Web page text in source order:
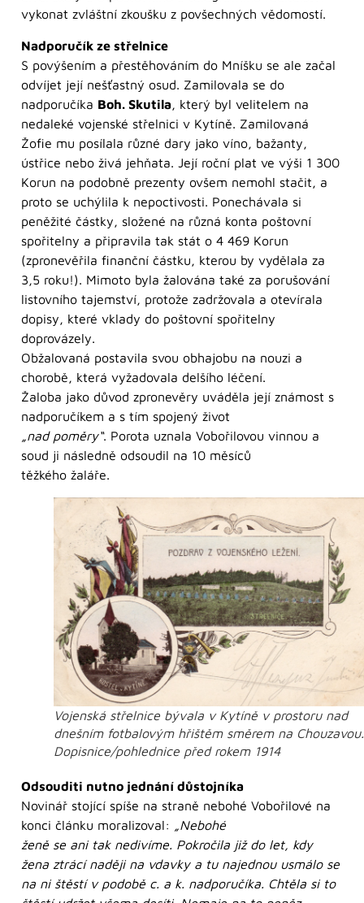
vykonat zvláštní zkoušku z povšechných vědomostí.
Nadporučík ze střelnice
S povýšením a přestěhováním do Mníšku se ale začal
odvíjet její nešťastný osud. Zamilovala se do
nadporučíka Boh. Skutila , který byl velitelem na
nedaleké vojenské střelnici v Kytíně. Zamilovaná
Žofie mu posílala různé dary jako víno, bažanty,
ústřice nebo živá jehňata. Její roční plat ve výši 1 300
Korun na podobně prezenty ovšem nemohl stačit, a
proto se uchýlila k nepoctivosti. Ponechávala si
peněžité částky, složené na různá konta poštovní
spořitelny a připravila tak stát o 4 469 Korun
(zpronevěřila finanční částku, kterou by vydělala za
3,5 roku!). Mimoto byla žalována také za porušování
listovního tajemství, protože zadržovala a otevírala
dopisy, které vklady do poštovní spořitelny
doprovázely.
Obžalovaná postavila svou obhajobu na nouzi a
chorobě, která vyžadovala delšího léčení.
Žaloba jako důvod zpronevěry uváděla její známost s
nadporučíkem a s tím spojený život
„nad poměry“. Porota uznala Vobořilovou vinnou a
soud ji následně odsoudil na 10 měsíců
těžkého žaláře.
Vojenská střelnice bývala v Kytíně v prostoru nad
dnešním fotbalovým hřištěm směrem na Chouzavou.
Dopisnice/pohlednice před rokem 1914
Odsouditi nutno jednání důstojníka
Novinář stojící spíše na straně nebohé Vobořilové na
konci článku moralizoval: „Nebohé
ženě se ani tak nedivíme. Pokročila již do let, kdy
žena ztrácí naději na vdavky a tu najednou usmálo se
na ni štěstí v podobě c. a k. nadporučíka. Chtěla si to